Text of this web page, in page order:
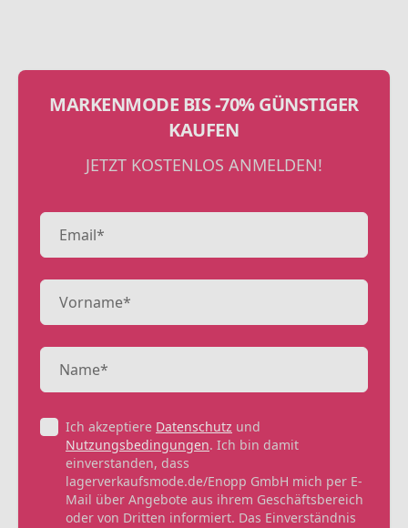
MARKENMODE BIS -70% GÜNSTIGER
KAUFEN
JETZT KOSTENLOS ANMELDEN!
Ich akzeptiere Datenschutz und
Nutzungsbedingungen. Ich bin damit
einverstanden, dass
lagerverkaufsmode.de/Enopp GmbH mich per E-
Mail über Angebote aus ihrem Geschäftsbereich
oder von Dritten informiert. Das Einverständnis